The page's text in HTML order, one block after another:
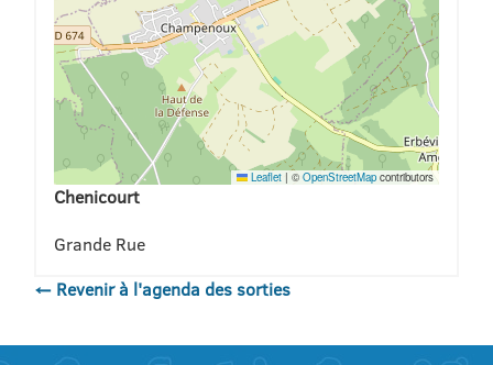
Leaflet | ©OpenStreetMap contributors
Chenicourt
Grande Rue
← Revenir à l'agenda des sorties